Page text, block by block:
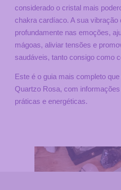
considerado o cristal mais
chakra cardíaco. A sua vibração
profundamente nas emoções,
mágoas, aliviar tensões e
saudáveis, tanto consigo como
Este é o guia mais completo
Quartzo Rosa, com
práticas e energéticas.